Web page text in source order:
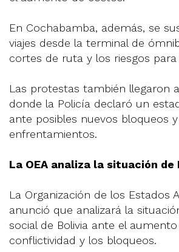
En Cochabamba, además, se
viajes desde la terminal de
cortes de ruta y los riesgos para
Las protestas también llegaron
donde la Policía declaró un
ante posibles nuevos bloqueos y
enfrentamientos.
La OEA analiza la situación de
La Organización de los Estados
anunció que analizará la
social de Bolivia ante el
conflictividad y los bloqueos.